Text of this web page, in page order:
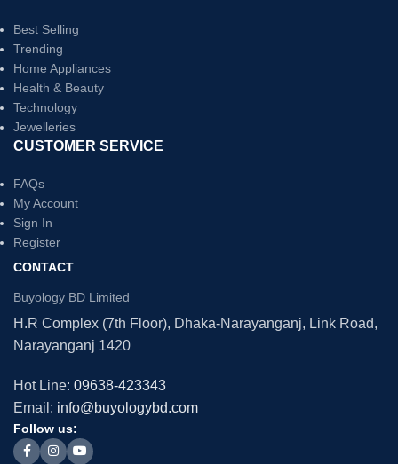
Best Selling
Trending
Home Appliances
Health & Beauty
Technology
Jewelleries
CUSTOMER SERVICE
FAQs
My Account
Sign In
Register
CONTACT
Buyology BD Limited
H.R Complex (7th Floor), Dhaka-Narayanganj, Link Road,
Narayanganj 1420
Hot Line: 09638-423343
Email: info@buyologybd.com
Follow us: